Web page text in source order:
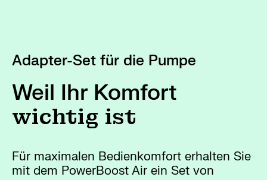
Adapter-Set für die Pumpe
Weil Ihr Komfort
wichtig ist
Für maximalen Bedienkomfort erhalten Sie
mit dem PowerBoost Air ein Set von